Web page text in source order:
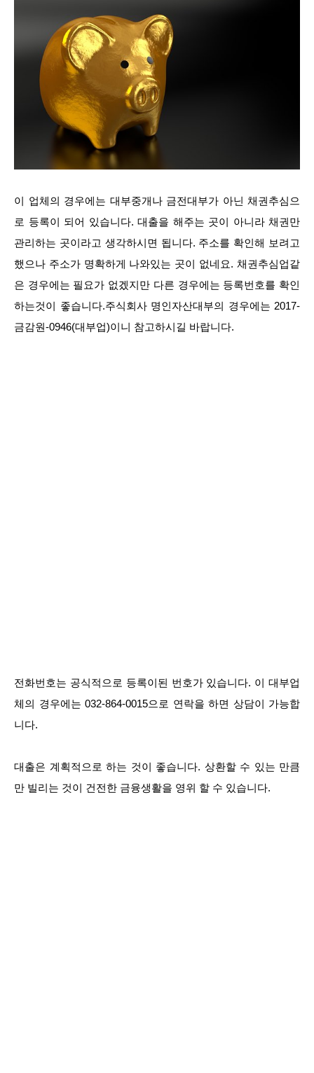
이 업체의 경우에는 대부중개나 금전대부가 아닌 채권추심으
로 등록이 되어 있습니다. 대출을 해주는 곳이 아니라 채권만
관리하는 곳이라고 생각하시면 됩니다. 주소를 확인해 보려고
했으나 주소가 명확하게 나와있는 곳이 없네요. 채권추심업같
은 경우에는 필요가 없겠지만 다른 경우에는 등록번호를 확인
하는것이 좋습니다.주식회사 명인자산대부의 경우에는 2017-
금감원-0946(대부업)이니 참고하시길 바랍니다.
전화번호는 공식적으로 등록이된 번호가 있습니다. 이 대부업
체의 경우에는 032-864-0015으로 연락을 하면 상담이 가능합
니다.
대출은 계획적으로 하는 것이 좋습니다. 상환할 수 있는 만큼
만 빌리는 것이 건전한 금융생활을 영위 할 수 있습니다.